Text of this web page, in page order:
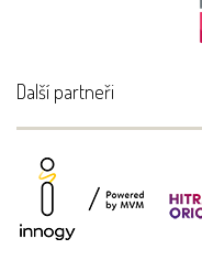
Další partneři